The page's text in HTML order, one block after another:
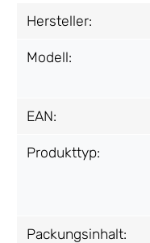
Hersteller:
Modell:
EAN:
Produkttyp:
Packungsinhalt: